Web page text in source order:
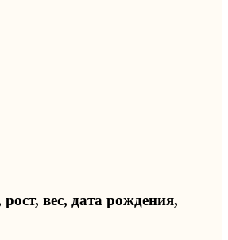
вес, дата рождения,